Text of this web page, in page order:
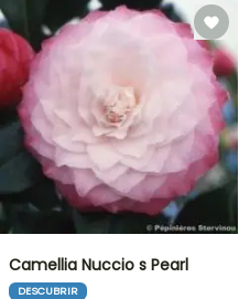
Camellia Nuccio s Pearl
DESCUBRIR